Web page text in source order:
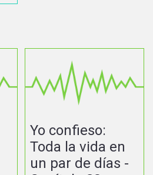
Yo confieso:
Toda la vida en
un par de días -